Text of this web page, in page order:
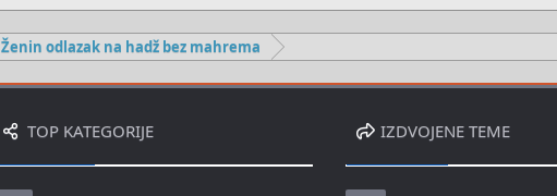
Ženin odlazak na hadž bez mahrema
TOP KATEGORIJE IZDVOJENE TEME